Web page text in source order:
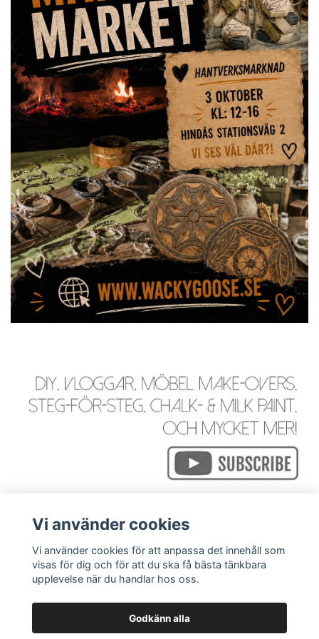
Läs mer
Vi använder cookies
Vi använder cookies för att anpassa det innehåll som
visas för dig och för att du ska få bästa tänkbara
upplevelse när du handlar hos oss.
Godkänn alla